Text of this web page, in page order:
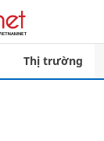
Thị trường